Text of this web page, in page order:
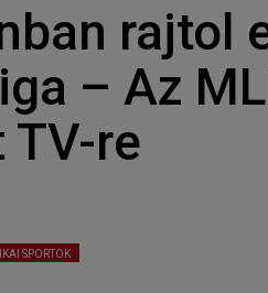
rajtol
– Az
TV-re
SPORTOK